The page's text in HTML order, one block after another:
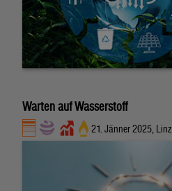
Warten auf Wasserstoff
21. Jänner 2025, Linz